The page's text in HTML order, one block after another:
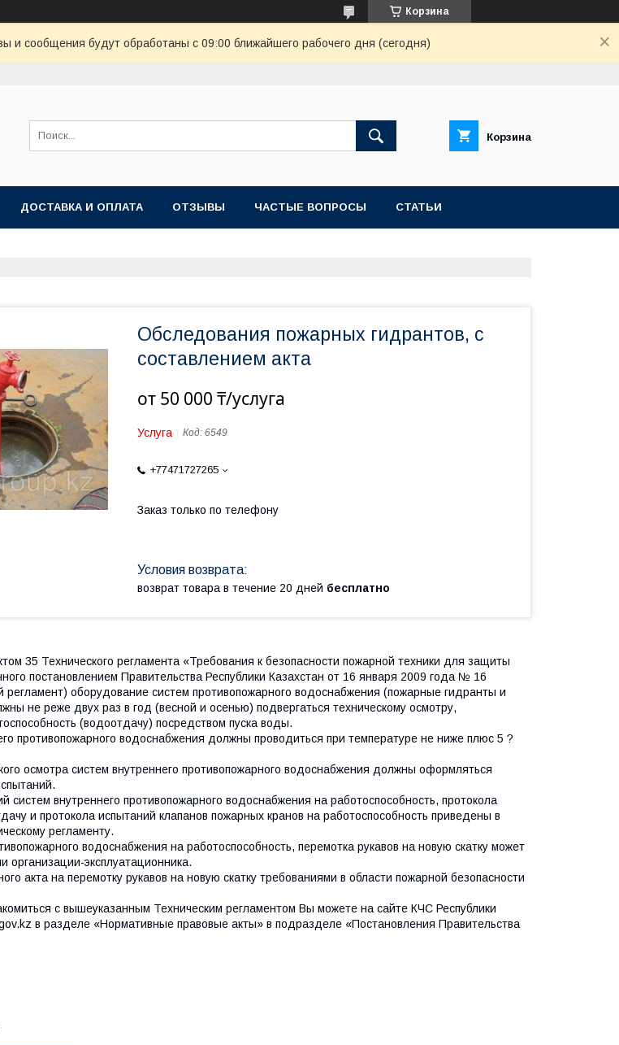
Корзина
и сообщения будут обработаны с 09:00 ближайшего рабочего дня (сегодня)
Корзина
ДОСТАВКА И ОПЛАТА ОТЗЫВЫ ЧАСТЫЕ ВОПРОСЫ СТАТЬИ
Обследования пожарных гидрантов, с
составлением акта
от 50 000 ₸/услуга
Услуга Код: 6549
+77471727265
Заказ только по телефону
возврат товара в течение 20 дней бесплатно
35 Технического регламента «Требования к безопасности пожарной техники для защиты
постановлением Правительства Республики Казахстан от 16 января 2009 года № 16
регламент) оборудование систем противопожарного водоснабжения (пожарные гидранты и
не реже двух раз в год (весной и осенью) подвергаться техническому осмотру,
(водоотдачу) посредством пуска воды.
противопожарного водоснабжения должны проводиться при температуре не ниже плюс 5 ?
осмотра систем внутреннего противопожарного водоснабжения должны оформляться
систем внутреннего противопожарного водоснабжения на работоспособность, протокола
и протокола испытаний клапанов пожарных кранов на работоспособность приведены в
регламенту.
водоснабжения на работоспособность, перемотка рукавов на новую скатку может
организации-эксплуатационника.
акта на перемотку рукавов на новую скатку требованиями в области пожарной безопасности
с вышеуказанным Техническим регламентом Вы можете на сайте КЧС Республики
в разделе «Нормативные правовые акты» в подразделе «Постановления Правительства